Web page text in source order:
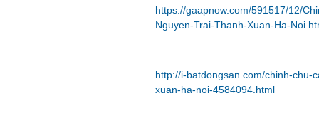
https://gaapnow.com/591517/12/
Nguyen-Trai-Thanh-Xuan-Ha-
http://i-batdongsan.com/chinh-
xuan-ha-noi-4584094.html